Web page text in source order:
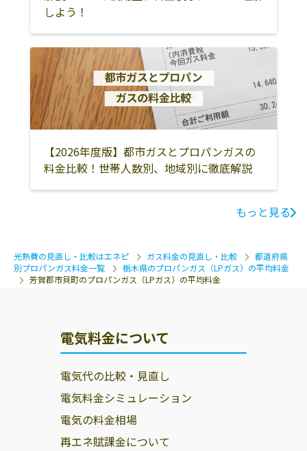
しよう！
【2026年度版】都市ガスとプロパンガスの
料金比較！世帯人数別、地域別に徹底解説
もっと見る
光熱費の見直し・比較はエネピ ガス料金の見直し・比較
都道府県
別プロパンガス料金一覧
栃木県のプロパンガス（LPガス）の平均料金
芳賀郡市貝町のプロパンガス（LPガス）の平均料金
電気料金について
電気代の比較・見直し
電気料金シミュレーション
電気の料金相場
再エネ賦課金について